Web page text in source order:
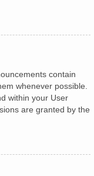
contain
whenever possible.
within your User
are granted by the